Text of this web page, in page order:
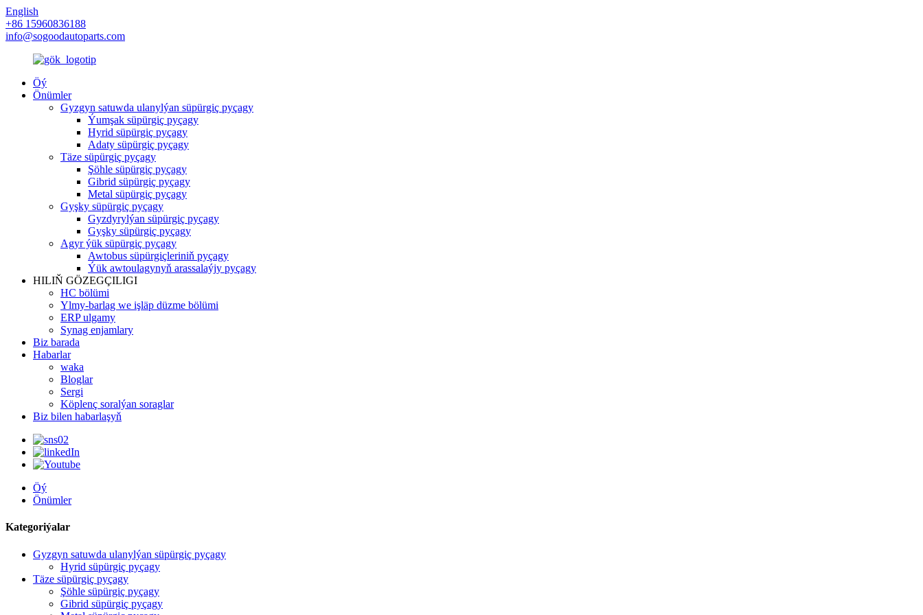
English
+86 15960836188
info@sogoodautoparts.com
Öý
Önümler
Gyzgyn satuwda ulanylýan süpürgiç pyçagy
Ýumşak süpürgiç pyçagy
Hyrid süpürgiç pyçagy
Adaty süpürgiç pyçagy
Täze süpürgiç pyçagy
Şöhle süpürgiç pyçagy
Gibrid süpürgiç pyçagy
Metal süpürgiç pyçagy
Gyşky süpürgiç pyçagy
Gyzdyrylýan süpürgiç pyçagy
Gyşky süpürgiç pyçagy
Agyr ýük süpürgiç pyçagy
Awtobus süpürgiçleriniň pyçagy
Ýük awtoulagynyň arassalaýjy pyçagy
HILIŇ GÖZEGÇILIGI
HC bölümi
Ylmy-barlag we işläp düzme bölümi
ERP ulgamy
Synag enjamlary
Biz barada
Habarlar
waka
Bloglar
Sergi
Köplenç soralýan soraglar
Biz bilen habarlaşyň
Öý
Önümler
Kategoriýalar
Gyzgyn satuwda ulanylýan süpürgiç pyçagy
Hyrid süpürgiç pyçagy
Täze süpürgiç pyçagy
Şöhle süpürgiç pyçagy
Gibrid süpürgiç pyçagy